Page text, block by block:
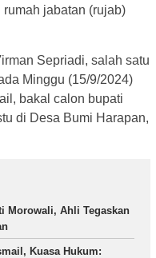
jabatan (rujab)
Sepriadi, salah satu
Minggu (15/9/2024)
bakal calon bupati
di Desa Bumi Harapan,
Morowali, Ahli Tegaskan
Kuasa Hukum: